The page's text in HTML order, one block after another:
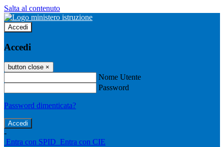
Salta al contenuto
Accedi
Accedi
button close ×
Nome Utente
Password
Password dimenticata?
-
Entra con SPID Entra con CIE